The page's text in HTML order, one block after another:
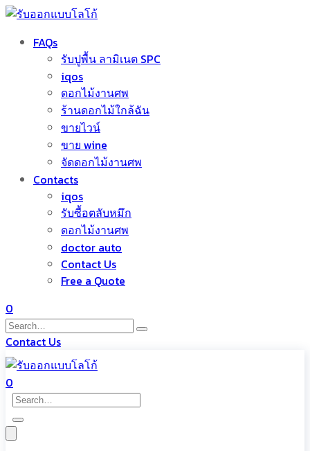
FAQs
รับปูพื้น ลามิเนต SPC
iqos
ดอกไม้งานศพ
ร้านดอกไม้ใกล้ฉัน
ขายไวน์
ขาย wine
จัดดอกไม้งานศพ
Contacts
iqos
รับซื้อตลับหมึก
ดอกไม้งานศพ
doctor auto
Contact Us
Free a Quote
0
Contact Us
0